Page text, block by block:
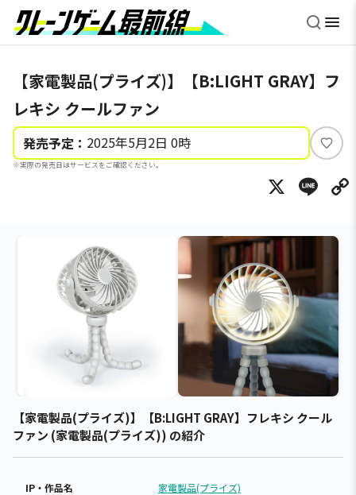
【家電製品(プライズ)】【B:LIGHT GRAY】フ
レキシ クールファン
発売予定： 2025年5月2日 0時
※実際の発売日はサービスをご確認ください。
い
ね
X
【家電製品(プライズ)】【B:LIGHT GRAY】フレキシ クール
ファン (家電製品(プライズ)) の紹介
IP・作品名 家電製品(プライズ)